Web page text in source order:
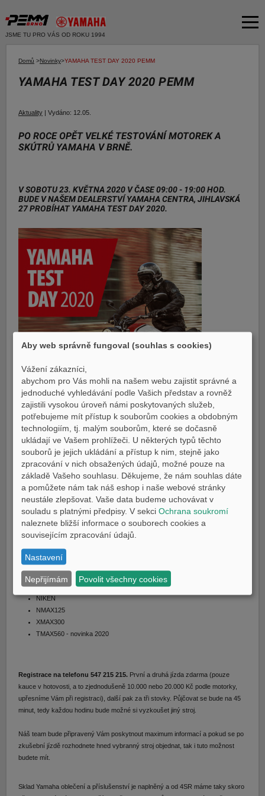
JSME TU PRO VÁS OD ROKU 1994
Produkty
Skútry
E-SHOP YAMAHA
E-SHOP PNEU
Bazar moto
Moto k testu
E-shop Yamaha
E-shop Pneu
Domů >Novinky>YAMAHA TEST DAY 2020 PEMM
YAMAHA TEST DAY 2020 PEMM
Aktuality | Vydáno: 12.05.
PO ROCE OPĚT VELKÉ TESTOVÁNÍ MOTOREK A
SKÚTRŮ YAMAHA V BRNĚ.
V SOBOTU 23. KVĚTNA 2020 V ČASE 09:00 - 19:00 HOD.
BUDE V NAŠEM DEALERSTVÍ YAMAHA CENTRA, JIHLAVSKÁ
27 PROBÍHAT YAMAHA TEST DAY 2020.
Máme pro
Vás připravené tyto stroje:
MT125 - novinka 2020
MT03 - novinka 2020
MT07
MT09
MT10 SP
TRACER900GT
TÉNÉRÉ700
NIKEN
NMAX125
XMAX300
TMAX560 - novinka 2020
Registrace na telefonu 547 215 215.První a druhá jízda zdarma (pouze
kauce v hotovosti, a to zjednodušeně 10.000 nebo 20.000 Kč podle motorky,
upřesníme Vám při registraci), další pak za tři stovky. Půjčovat se bude na 45
minut, tedy každou hodinu bude možné si vyzkoušet jiný stroj.
Náš team bude připravený Vám poskytnout maximum informací a pokud se po
zkušební jízdě rozhodnete hned vybranný stroj objednat, tak i tuto možnost
budete mít.
Sklad Yamaha oblečení a příslušenství je naplněný a od 4SR máme taky skoro
Aby web správně fungoval (souhlas s cookies)
Vážení zákazníci,
abychom pro Vás mohli na našem webu zajistit správné a
jednoduché vyhledávání podle Vašich představ a rovněž
zajistili vysokou úroveň námi poskytovaných služeb,
potřebujeme mít přístup k souborům cookies a obdobným
technologiím, tj. malým souborům, které se dočasně
ukládají ve Vašem prohlížeči. U některých typů těchto
souborů je jejich ukládání a přístup k nim, stejně jako
zpracování v nich obsažených údajů, možné pouze na
základě Vašeho souhlasu. Děkujeme, že nám souhlas dáte
a pomůžete nám tak náš eshop i naše webové stránky
neustále zlepšovat. Vaše data budeme uchovávat v
souladu s platnými předpisy. V sekciOchrana soukromí
naleznete bližší informace o souborech cookies a
souvisejícím zpracování údajů.
Nastavení
Nepřijímám Povolit všechny cookies